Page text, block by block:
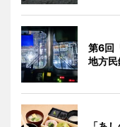
第6回
地方